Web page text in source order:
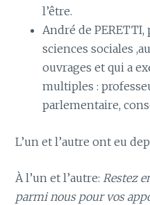
l’être.
André de
sciences sociales
ouvrages et qui a
multiples :
parlementaire,
L’un et l’autre ont eu
À l’un et l’autre:Restez
parmi nous pour vos